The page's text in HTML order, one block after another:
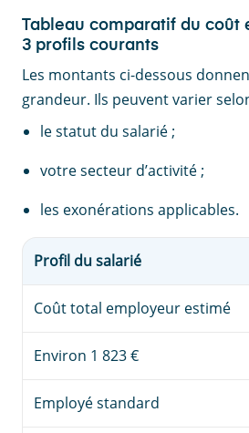
Tableau comparatif du coût
3 profils courants
Les montants ci-dessous
grandeur. Ils peuvent varier
le statut du salarié ;
votre secteur d’activité ;
les exonérations applicables.
Profil du salarié
Coût total employeur estimé
Environ 1 823 €
Employé standard